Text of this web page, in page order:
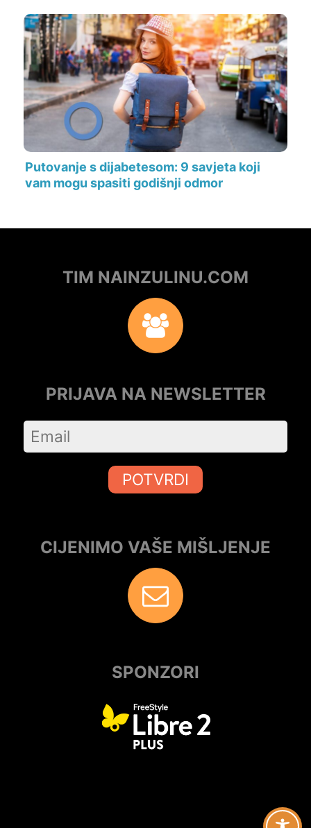
Putovanje s dijabetesom: 9 savjeta koji
vam mogu spasiti godišnji odmor
TIM NAINZULINU.COM
PRIJAVA NA NEWSLETTER
POTVRDI
CIJENIMO VAŠE MIŠLJENJE
SPONZORI